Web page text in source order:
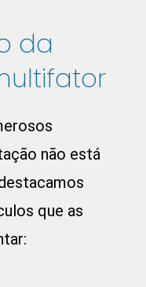
da
não está
que as